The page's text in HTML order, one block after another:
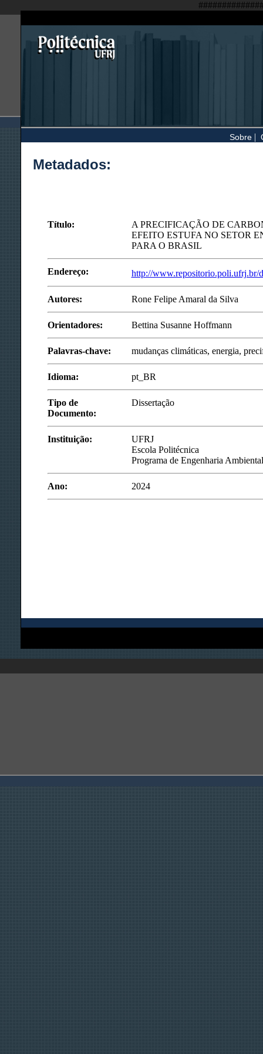
Sobre |
Metadados:
Título:
A PRECIFICAÇÃO DE
EFEITO ESTUFA NO SETOR
PARA O BRASIL
Endereço: http://www.repositorio.poli.ufrj.br/
Autores: Rone Felipe Amaral da Silva
Orientadores: Bettina Susanne Hoffmann
Palavras-chave: mudanças climáticas, energia,
Idioma: pt_BR
Tipo de
Documento:
Dissertação
Instituição:
UFRJ
Escola Politécnica
Programa de Engenharia
Ano: 2024